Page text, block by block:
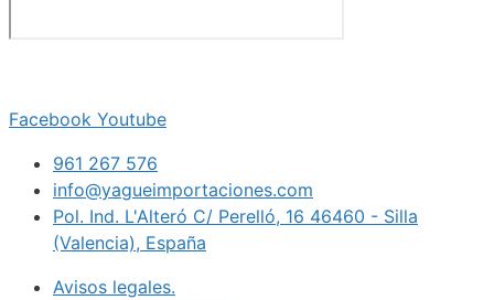
Facebook Youtube
961 267 576
info@yagueimportaciones.com
Pol. Ind. L'Alteró C/ Perelló, 16 46460 - Silla
(Valencia), España
Avisos legales.